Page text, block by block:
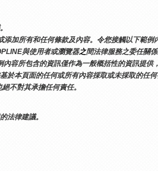
加所有和任何條款及內容。令您接觸以下範例
與使用者或瀏覽器之間法律服務之委任關係
容所包含的資訊僅作為一般概括性的資訊提供
本頁面的任何或所有內容採取或未採取的任何
不對其承擔任何責任。
法律建議。